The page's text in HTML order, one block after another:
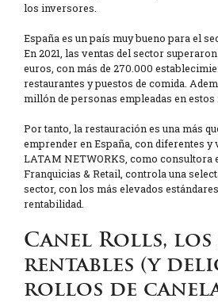
los inversores.
España es un país muy bueno para el
En 2021, las ventas del sector
euros, con más de 270.000
restaurantes y puestos de comida.
millón de personas empleadas en estos
Por tanto, la restauración es una más
emprender en España, con diferentes y
LATAM NETWORKS, como consultora
Franquicias & Retail, controla una
sector, con los más elevados
rentabilidad.
Canel Rolls, los
rentables (y
rollos de